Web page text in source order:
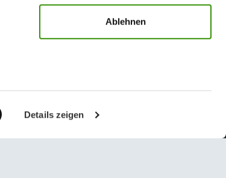
Details zeigen
Ablehnen